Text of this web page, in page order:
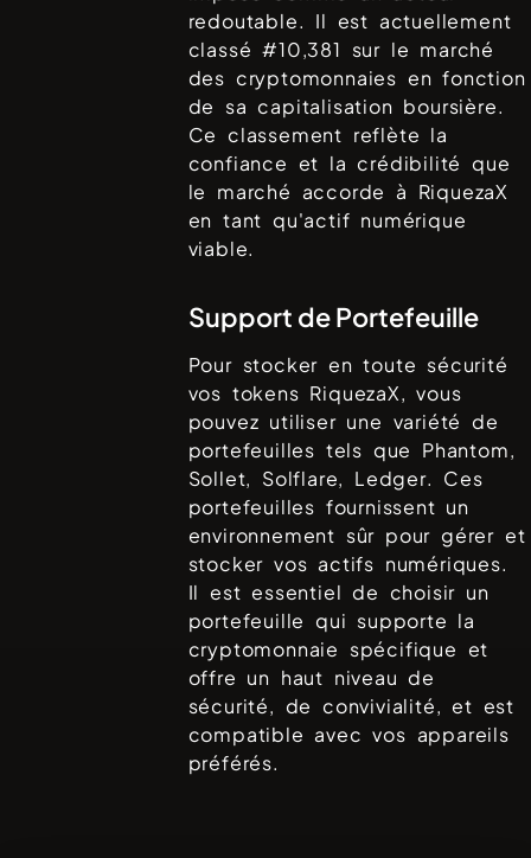
redoutable. Il est actuellement
classé #10,381 sur le marché
des cryptomonnaies en fonction
de sa capitalisation boursière.
Ce classement reflète la
confiance et la crédibilité que
le marché accorde à RiquezaX
en tant qu'actif numérique
viable.
Support de Portefeuille
Pour stocker en toute sécurité
vos tokens RiquezaX, vous
pouvez utiliser une variété de
portefeuilles tels que Phantom,
Sollet, Solflare, Ledger. Ces
portefeuilles fournissent un
environnement sûr pour gérer et
stocker vos actifs numériques.
Il est essentiel de choisir un
portefeuille qui supporte la
cryptomonnaie spécifique et
offre un haut niveau de
sécurité, de convivialité, et est
compatible avec vos appareils
préférés.